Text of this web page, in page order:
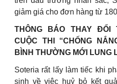
giảm giá cho đơn hàng từ
THÔNG BÁO THAY ĐỔI
CUỘC THI “CHỐNG
BÌNH THƯỜNG MỚI LUNG
Soteria rất lấy làm tiếc khi
sinh về việc huỷ bỏ kết